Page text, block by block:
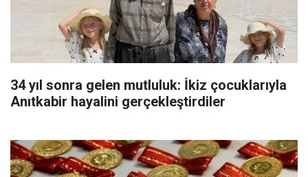
34 yıl sonra gelen mutluluk: İkiz çocuklarıyla
Anıtkabir hayalini gerçekleştirdiler